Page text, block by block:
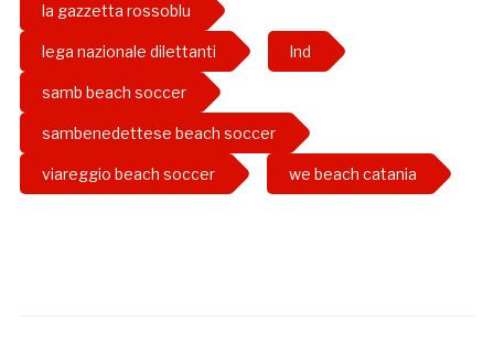
la gazzetta rossoblu
lega nazionale dilettanti lnd
samb beach soccer
sambenedettese beach soccer
viareggio beach soccer we beach catania